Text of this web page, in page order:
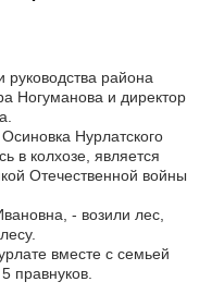
района
Ногуманова и директор
Нурлатского
в колхозе, является
Отечественной войны
- возили лес,
вместе с семьей
правнуков.